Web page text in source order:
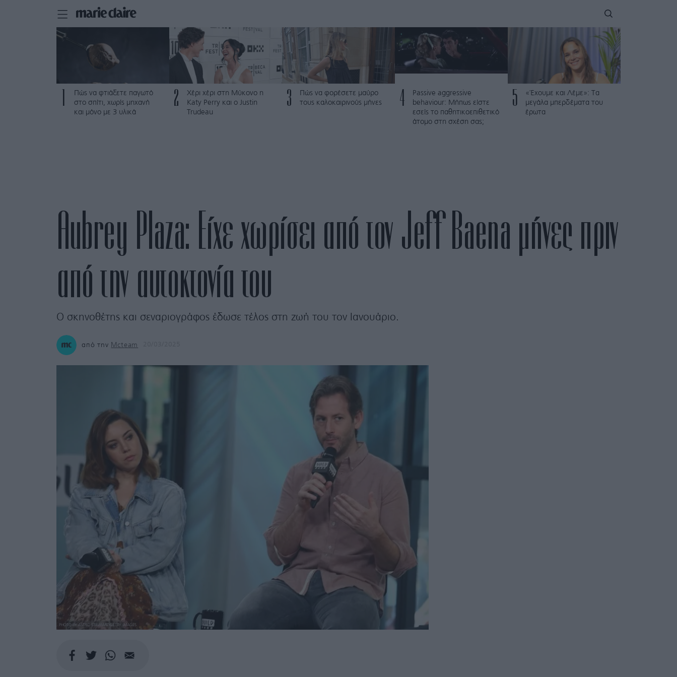
Πώς να φτιάξετε παγωτό
στο σπίτι, χωρίς μηχανή
και μόνο με 3 υλικά
2
Χέρι χέρι στη Μύκονο η
Katy Perry και ο Justin
Trudeau
3
Πώς να φορέσετε μαύρο
τους καλοκαιρινούς μήνες
4
Passive aggressive
behaviour: Μήπως είστε
εσείς το παθητικοεπιθετικό
άτομο στη σχέση σας;
5
«Έχουμε και Λέμε»: Τα
μεγάλα μπερδέματα του
έρωτα
Aubrey Plaza: Είχε χωρίσει από τον Jeff Baena μήνες πριν
από την αυτοκτονία του
Ο σκηνοθέτης και σεναριογράφος έδωσε τέλος στη ζωή του τον Ιανουάριο.
από την Mcteam
PHOTO BY ASTRID STAWIARZ/GETTY IMAGES